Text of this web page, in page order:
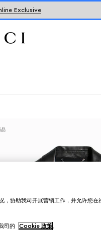
Exclusive
品
协助我司开展营销工作，并允许您在
司的 Cookie 政策。